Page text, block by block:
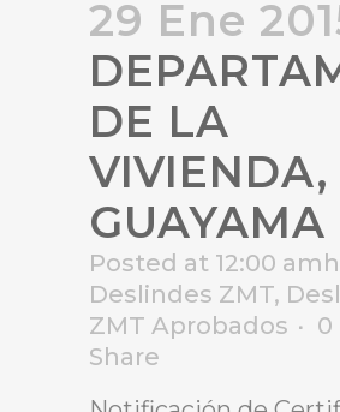
29 Ene
DE LA
VIVIENDA,
GUAYAMA
Posted at 12:00 amh
Deslindes ZMT,
ZMT Aprobados
0
Share